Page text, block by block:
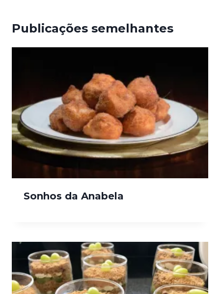
Publicações semelhantes
Sonhos da Anabela